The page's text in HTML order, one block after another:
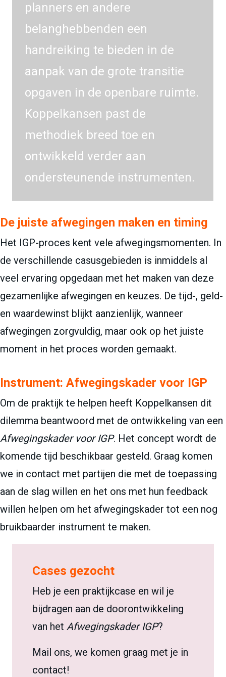
planners en andere
belanghebbenden een
handreiking te bieden in de
aanpak van de grote transitie
opgaven in de openbare ruimte.
Koppelkansen past de
methodiek breed toe en
ontwikkeld verder aan
ondersteunende instrumenten.
De juiste afwegingen maken en timing
Het IGP-proces kent vele afwegingsmomenten. In
de verschillende casusgebieden is inmiddels al
veel ervaring opgedaan met het maken van deze
gezamenlijke afwegingen en keuzes. De tijd-, geld-
en waardewinst blijkt aanzienlijk, wanneer
afwegingen zorgvuldig, maar ook op het juiste
moment in het proces worden gemaakt.
Instrument: Afwegingskader voor IGP
Om de praktijk te helpen heeft Koppelkansen dit
dilemma beantwoord met de ontwikkeling van een
Afwegingskader voor IGP. Het concept wordt de
komende tijd beschikbaar gesteld. Graag komen
we in contact met partijen die met de toepassing
aan de slag willen en het ons met hun feedback
willen helpen om het afwegingskader tot een nog
bruikbaarder instrument te maken.
Cases gezocht
Heb je een praktijkcase en wil je
bijdragen aan de doorontwikkeling
van het Afwegingskader IGP?
Mail ons, we komen graag met je in
contact!